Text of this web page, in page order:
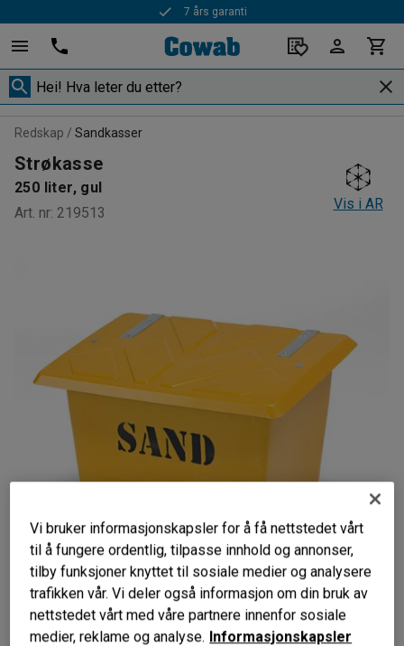
7 års garanti
Redskap Sandkasser
Strøkasse
250 liter, gul
Art. nr: 219513
Vis i AR
Slitesterk
Vi bruker informasjonskapsler for å få nettstedet vårt
til å fungere ordentlig, tilpasse innhold og annonser,
tilby funksjoner knyttet til sosiale medier og analysere
trafikken vår. Vi deler også informasjon om din bruk av
nettstedet vårt med våre partnere innenfor sosiale
medier, reklame og analyse. Informasjonskapsler